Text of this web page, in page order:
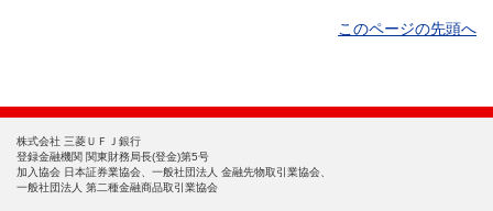
このページの先頭へ
株式会社 三菱ＵＦＪ銀行
登録金融機関 関東財務局長(登金)第5号
加入協会 日本証券業協会、一般社団法人 金融先物取引業協会、
一般社団法人 第二種金融商品取引業協会